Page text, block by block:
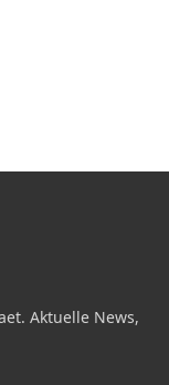
Aktuelle News,